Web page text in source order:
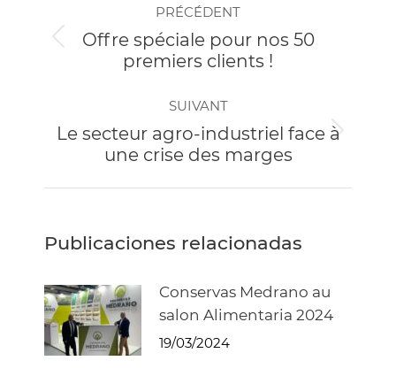
article
PRÉCÉDENT
Article
précédent
Offre spéciale pour nos 50
premiers clients !
SUIVANT
Article
suivant
:
Le secteur agro-industriel face à
une crise des marges
Publicaciones relacionadas
Conservas Medrano au
salon Alimentaria 2024
19/03/2024